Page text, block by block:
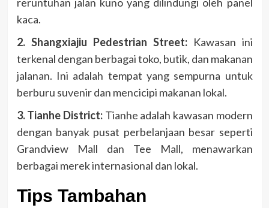
kaca.
2. Shangxiajiu Pedestrian Street:Kawasan ini
terkenal dengan berbagai toko, butik, dan makanan
jalanan. Ini adalah tempat yang sempurna untuk
berburu suvenir dan mencicipi makanan lokal.
3. Tianhe District:Tianhe adalah kawasan modern
dengan banyak pusat perbelanjaan besar seperti
Grandview Mall dan Tee Mall, menawarkan
berbagai merek internasional dan lokal.
Tips Tambahan